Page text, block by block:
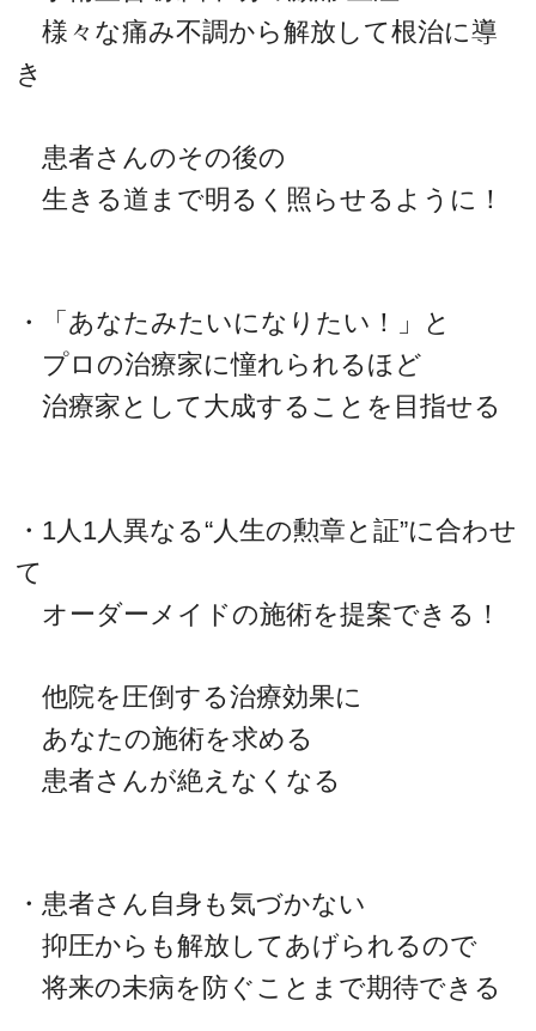
様々な痛み不調から解放して根治に導
き
患者さんのその後の
生きる道まで明るく照らせるように！
・「あなたみたいになりたい！」と
プロの治療家に憧れられるほど
治療家として大成することを目指せる
・1人1人異なる“人生の勲章と証”に合わせ
て
オーダーメイドの施術を提案できる！
他院を圧倒する治療効果に
あなたの施術を求める
患者さんが絶えなくなる
・患者さん自身も気づかない
抑圧からも解放してあげられるので
将来の未病を防ぐことまで期待できる